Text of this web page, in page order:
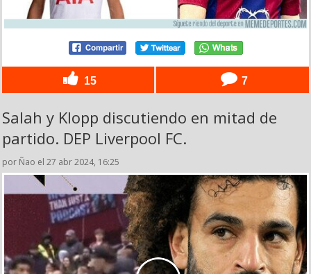
15 7
Salah y Klopp discutiendo en mitad de
partido. DEP Liverpool FC.
por Ñao el 27 abr 2024, 16:25